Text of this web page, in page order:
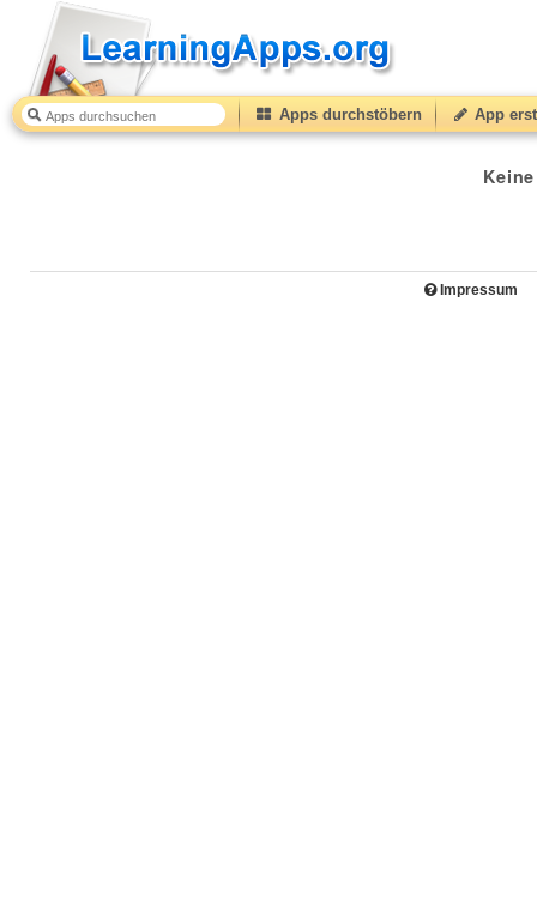
Apps durchstöbern App
Impressum